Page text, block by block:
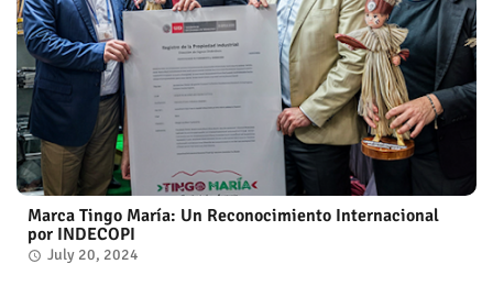
Marca Tingo María: Un Reconocimiento Internacional
por INDECOPI
July 20, 2024